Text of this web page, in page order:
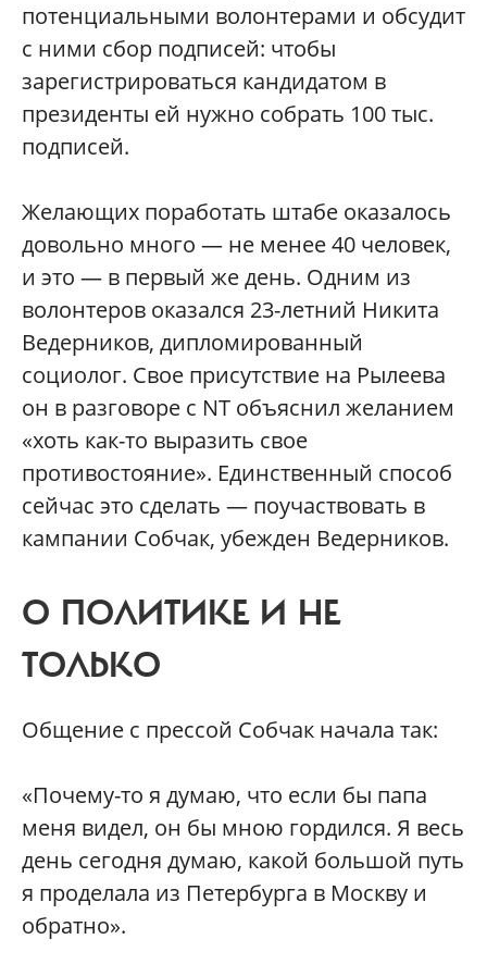
потенциальными волонтерами и обсудит
с ними сбор подписей: чтобы
зарегистрироваться кандидатом в
президенты ей нужно собрать 100 тыс.
подписей.
Желающих поработать штабе оказалось
довольно много — не менее 40 человек,
и это — в первый же день. Одним из
волонтеров оказался 23-летний Никита
Ведерников, дипломированный
социолог. Свое присутствие на Рылеева
он в разговоре с NT объяснил желанием
«хоть как-то выразить свое
противостояние». Единственный способ
сейчас это сделать — поучаствовать в
кампании Собчак, убежден Ведерников.
О ПОЛИТИКЕ И НЕ
ТОЛЬКО
Общение с прессой Собчак начала так:
«Почему-то я думаю, что если бы папа
меня видел, он бы мною гордился. Я весь
день сегодня думаю, какой большой путь
я проделала из Петербурга в Москву и
обратно».